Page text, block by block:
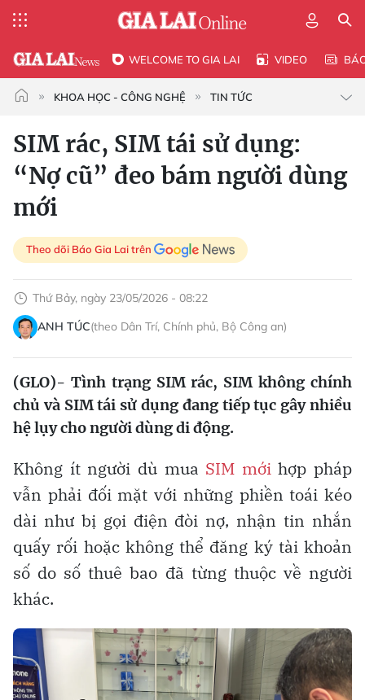
WELCOME TO GIA LAI VIDEO
KHOA HỌC - CÔNG NGHỆ TIN TỨC
SIM rác, SIM tái sử dụng:
“Nợ cũ” đeo bám người dùng
mới
Theo dõi Báo Gia Lai trên
Thứ Bảy, ngày 23/05/2026 - 08:22
ANH TÚC(theo Dân Trí, Chính phủ, Bộ Công an)
(GLO)- Tình trạng SIM rác, SIM không chính
chủ và SIM tái sử dụng đang tiếp tục gây nhiều
hệ lụy cho người dùng di động.
Không ít người dù mua SIM mớihợp pháp
vẫn phải đối mặt với những phiền toái kéo
dài như bị gọi điện đòi nợ, nhận tin nhắn
quấy rối hoặc không thể đăng ký tài khoản
số do số thuê bao đã từng thuộc về người
khác.